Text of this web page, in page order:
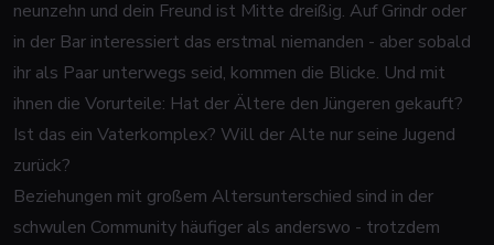
neunzehn und dein Freund ist Mitte dreißig. Auf Grindr oder
in der Bar interessiert das erstmal niemanden - aber sobald
ihr als Paar unterwegs seid, kommen die Blicke. Und mit
ihnen die Vorurteile: Hat der Ältere den Jüngeren gekauft?
Ist das ein Vaterkomplex? Will der Alte nur seine Jugend
zurück?
Beziehungen mit großem Altersunterschied sind in der
schwulen Community häufiger als anderswo - trotzdem